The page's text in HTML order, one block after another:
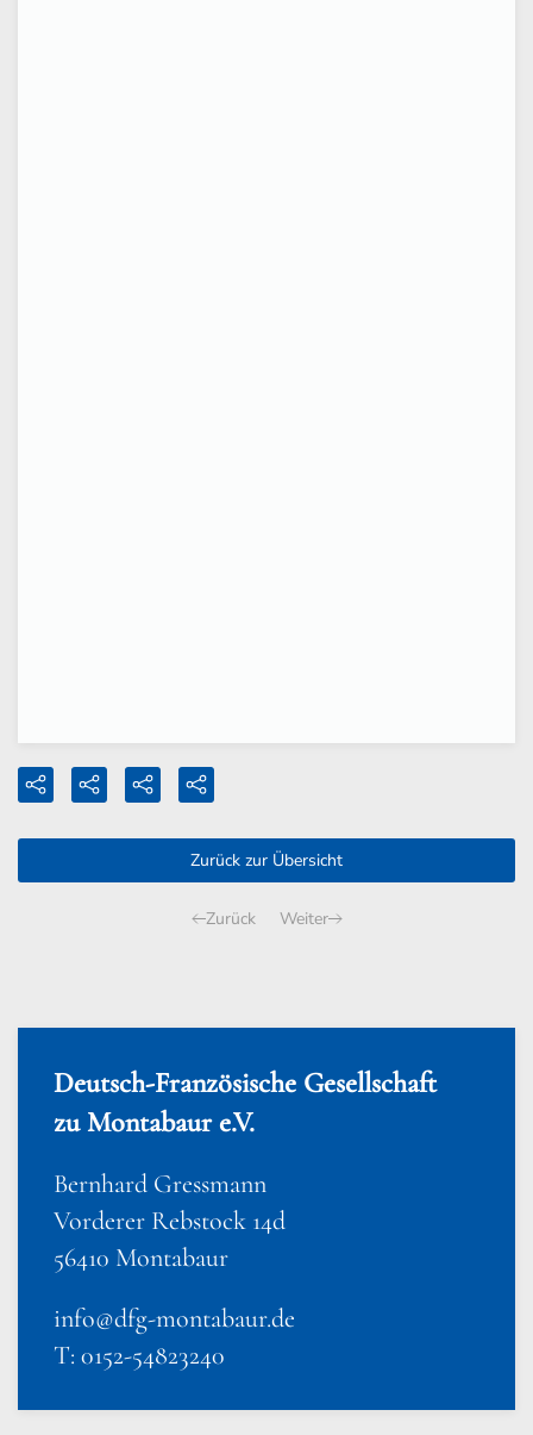
Zurück zur Übersicht
Zurück Weiter
Deutsch-Französische Gesellschaft
zu Montabaur e.V.
Bernhard Gressmann
Vorderer Rebstock 14d
56410 Montabaur
info@dfg-montabaur.de
T: 0152-54823240